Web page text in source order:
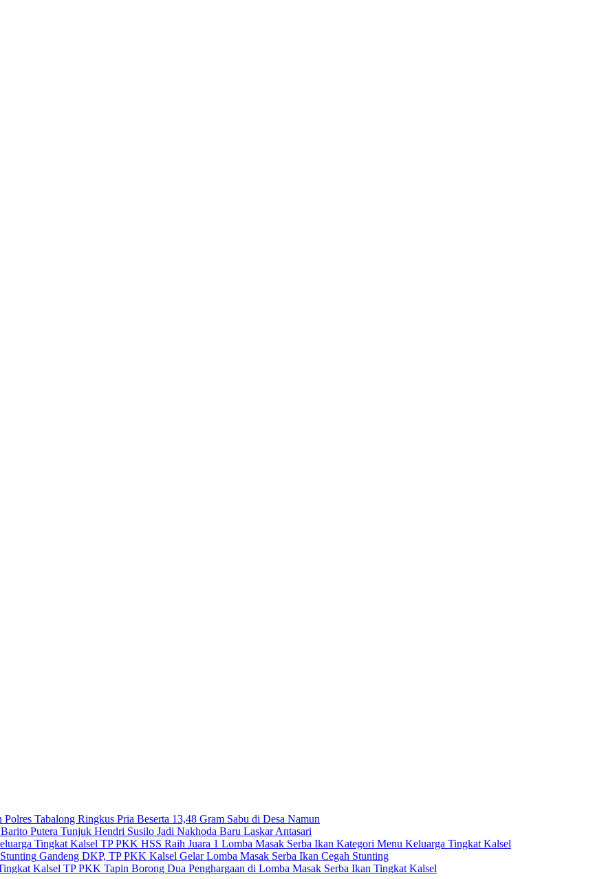
Polres Tabalong Ringkus Pria Beserta 13,48 Gram Sabu di Desa Namun
Barito Putera Tunjuk Hendri Susilo Jadi Nakhoda Baru Laskar Antasari
TP PKK HSS Raih Juara 1 Lomba Masak Serba Ikan Kategori Menu Keluarga Tingkat Kalsel
Gandeng DKP, TP PKK Kalsel Gelar Lomba Masak Serba Ikan Cegah Stunting
TP PKK Tapin Borong Dua Penghargaan di Lomba Masak Serba Ikan Tingkat Kalsel